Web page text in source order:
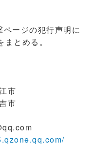
ージの犯行声明に
とめる。
市
市